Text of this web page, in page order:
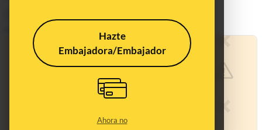
Hazte
Embajadora/Embajador
Ahora no
Publicado el